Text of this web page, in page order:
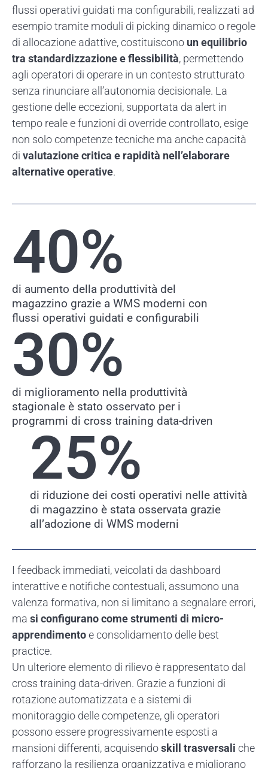
flussi operativi guidati ma configurabili, realizzati ad
esempio tramite moduli di picking dinamico o regole
di allocazione adattive, costituiscono un equilibrio
tra standardizzazione e flessibilità, permettendo
agli operatori di operare in un contesto strutturato
senza rinunciare all’autonomia decisionale. La
gestione delle eccezioni, supportata da alert in
tempo reale e funzioni di overridecontrollato, esige
non solo competenze tecniche ma anche capacità
di valutazione critica e rapidità nell’elaborare
alternative operative.
di aumento della produttività del
magazzino grazie a WMS moderni con
flussi operativi guidati e configurabili
40%
di miglioramento nella produttività
stagionale è stato osservato per i
programmi di cross training data-driven
30%
di riduzione dei costi operativi nelle attività
di magazzino è stata osservata grazie
all’adozione di WMS moderni
25%
I feedback immediati, veicolati da dashboard
interattive e notifiche contestuali, assumono una
valenza formativa, non si limitano a segnalare errori,
ma si configurano come strumenti di micro-
apprendimentoe consolidamento delle best
practice.
Un ulteriore elemento di rilievo è rappresentato dal
cross training data-driven. Grazie a funzioni di
rotazione automatizzata e a sistemi di
monitoraggio delle competenze, gli operatori
possono essere progressivamente esposti a
mansioni differenti, acquisendoskill trasversali che
rafforzano la resilienza organizzativa e migliorano